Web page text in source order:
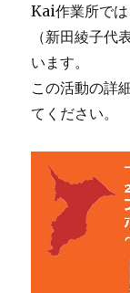
Kai作業所で
（新田綾子代
います。
この活動の詳
てください。